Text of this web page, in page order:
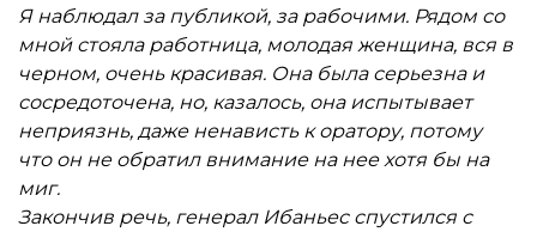
Я наблюдал за публикой, за рабочими. Рядом со
мной стояла работница, молодая женщина, вся в
черном, очень красивая. Она была серьезна и
сосредоточена, но, казалось, она испытывает
неприязнь, даже ненависть к оратору, потому
что он не обратил внимание на нее хотя бы на
миг.
Закончив речь, генерал Ибаньес спустился с